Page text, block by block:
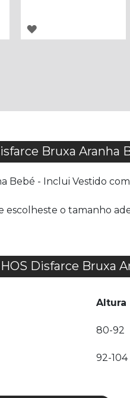
ADICIONAR
DESEJOS
Bruxa Aranha
Bebé - Inclui Vestido
escolheste o tamanho
Disfarce Bruxa
Altura
80-92
92-104